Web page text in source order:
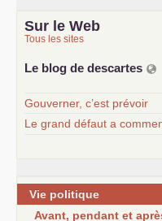
Sur le Web
Tous les sites
Le blog de descartes
Gouverner, c’est prévoir
Le grand défaut a
Vie politique
Avant, pendant et